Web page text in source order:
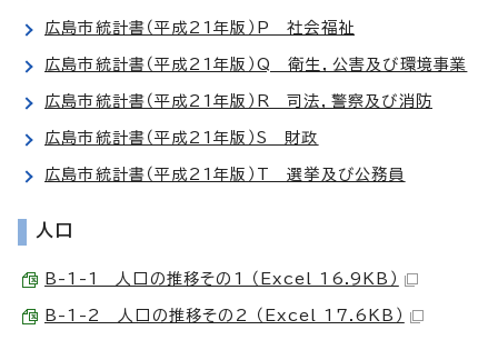
広島市統計書（平成21年版）P 社会福祉
広島市統計書（平成21年版）Q 衛生，公害及び環境事業
広島市統計書（平成21年版）R 司法，警察及び消防
広島市統計書（平成21年版）S 財政
広島市統計書（平成21年版）T 選挙及び公務員
人口
B-1-1 人口の推移その1 （Excel 16.9KB）
B-1-2 人口の推移その2 （Excel 17.6KB）